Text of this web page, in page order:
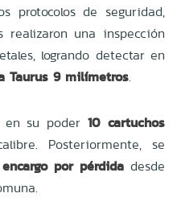
protocolos de seguridad,
una inspección
logrando detectar en
Taurus 9 milímetros.
en su poder10 cartuchos
Posteriormente, se
encargo por pérdida desde